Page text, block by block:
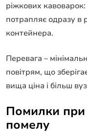
ріжкових
потрапляє одразу в
контейнера.
Перевага –
повітрям, що
вища ціна і більш
Помилки при
помелу